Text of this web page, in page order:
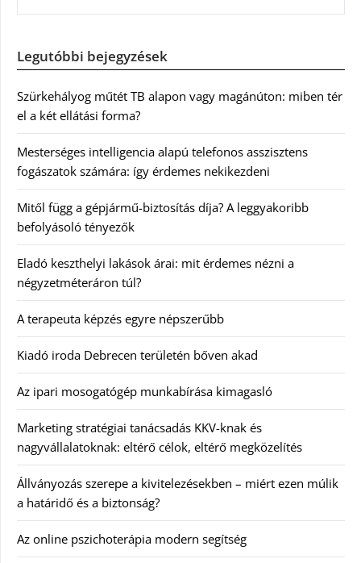
Legutóbbi bejegyzések
Szürkehályog műtét TB alapon vagy magánúton: miben tér
el a két ellátási forma?
Mesterséges intelligencia alapú telefonos asszisztens
fogászatok számára: így érdemes nekikezdeni
Mitől függ a gépjármű-biztosítás díja? A leggyakoribb
befolyásoló tényezők
Eladó keszthelyi lakások árai: mit érdemes nézni a
négyzetméteráron túl?
A terapeuta képzés egyre népszerűbb
Kiadó iroda Debrecen területén bőven akad
Az ipari mosogatógép munkabírása kimagasló
Marketing stratégiai tanácsadás KKV-knak és
nagyvállalatoknak: eltérő célok, eltérő megközelítés
Állványozás szerepe a kivitelezésekben – miért ezen múlik
a határidő és a biztonság?
Az online pszichoterápia modern segítség